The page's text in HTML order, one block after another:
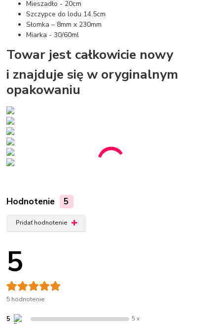
Mieszadło - 20cm
Szczypce do lodu 14.5cm
Słomka – 8mm x 230mm
Miarka - 30/60ml
Towar jest całkowicie nowy
i znajduje się w oryginalnym
opakowaniu
Hodnotenie 5
Pridať hodnotenie
5
5 hodnotenie
5 5 x